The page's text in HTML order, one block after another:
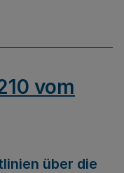
vom
über die